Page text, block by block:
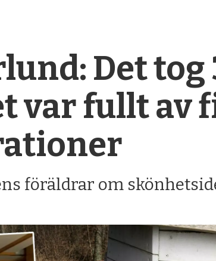
Det
var fullt av
föräldrar om